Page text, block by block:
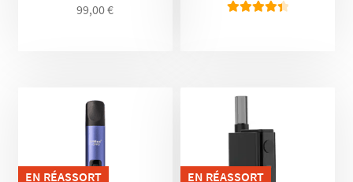
99,00€
EN RÉASSORT EN RÉASSORT